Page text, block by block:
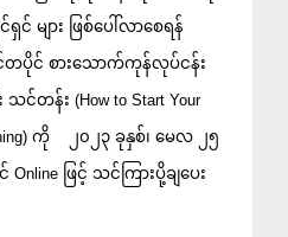
များ ဖြစ်ပေါ်လာစေရန်
တပိုင် စားသောက်ကုန်လုပ်ငန်း
တန်း (How to Start Your
ကို    ၂၀၂၃ ခုနှစ်၊ မေလ ၂၅
ဖြင့် သင်ကြားပို့ချပေး